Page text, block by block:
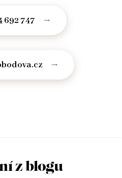
692 747
z blogu